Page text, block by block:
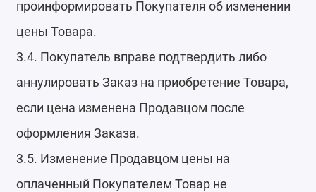
проинформировать Покупателя об изменении
цены Товара.
3.4. Покупатель вправе подтвердить либо
аннулировать Заказ на приобретение Товара,
если цена изменена Продавцом после
оформления Заказа.
3.5. Изменение Продавцом цены на
оплаченный Покупателем Товар не